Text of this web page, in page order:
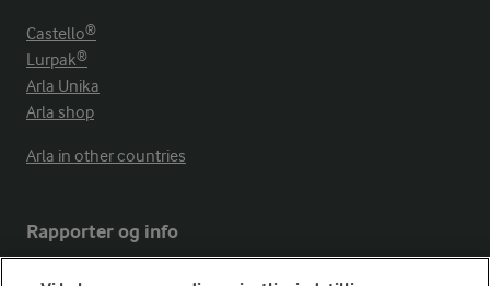
Castello®
Lurpak®
Arla Unika
Arla shop
Arla in other countries
Rapporter og info